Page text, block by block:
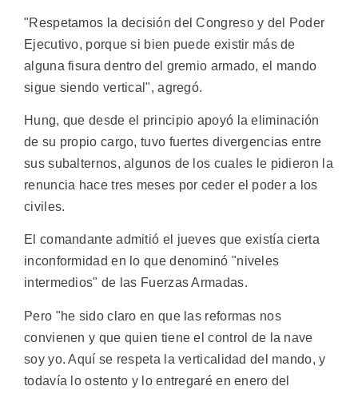
"Respetamos la decisión del Congreso y del Poder
Ejecutivo, porque si bien puede existir más de
alguna fisura dentro del gremio armado, el mando
sigue siendo vertical", agregó.
Hung, que desde el principio apoyó la eliminación
de su propio cargo, tuvo fuertes divergencias entre
sus subalternos, algunos de los cuales le pidieron la
renuncia hace tres meses por ceder el poder a los
civiles.
El comandante admitió el jueves que existía cierta
inconformidad en lo que denominó "niveles
intermedios" de las Fuerzas Armadas.
Pero "he sido claro en que las reformas nos
convienen y que quien tiene el control de la nave
soy yo. Aquí se respeta la verticalidad del mando, y
todavía lo ostento y lo entregaré en enero del